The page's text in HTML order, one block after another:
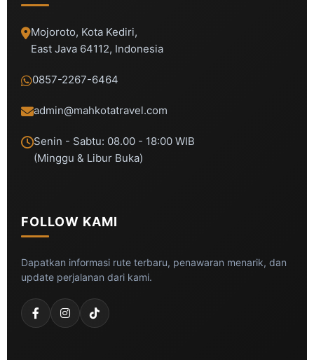
Mojoroto, Kota Kediri,
East Java 64112, Indonesia
0857-2267-6464
admin@mahkotatravel.com
Senin - Sabtu: 08.00 - 18:00 WIB
(Minggu & Libur Buka)
FOLLOW KAMI
Dapatkan informasi rute terbaru, penawaran menarik, dan
update perjalanan dari kami.